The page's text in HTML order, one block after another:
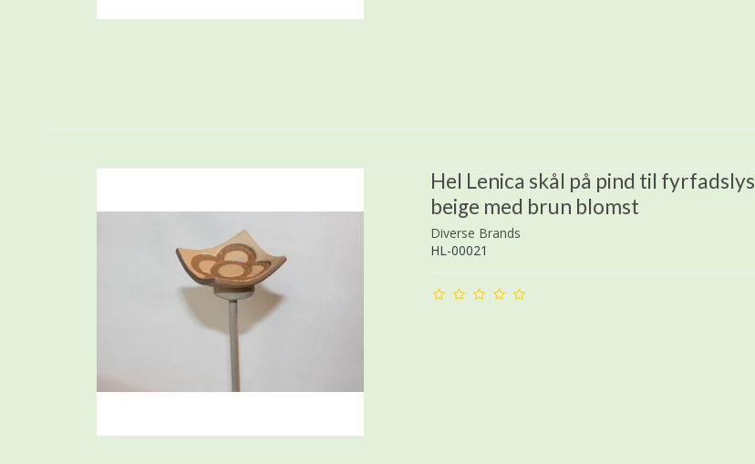
Hel Lenica skål på pind til fyrfadslys
beige med brun blomst
Diverse Brands
HL-00021